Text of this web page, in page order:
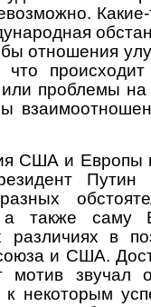
отношения
что
проблемы
США и Европы
Путин
а также саму
в
и США.
мотив звучал
к некоторым